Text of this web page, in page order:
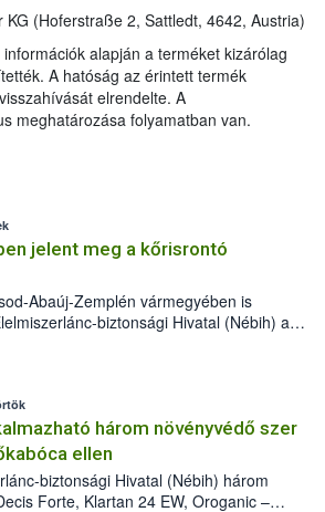
KG (Hoferstraße 2, Sattledt, 4642, Austria)
alapján a terméket kizárólag
A hatóság az érintett termék
elrendelte. A
meghatározása folyamatban van.
jelent meg a kőrisrontó
Abaúj-Zemplén vármegyében is
biztonsági Hivatal (Nébih) a
(Agrilus planipennis) jelenlétét. A
találták meg, de már fertőzött
emellett az intézkedéseket a szlovák
a terjedés megállítása érdekében.
három növényvédő szer
ellen
biztonsági Hivatal (Nébih) három
Forte, Klartan 24 EW, Oroganic –